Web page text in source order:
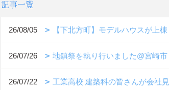
記事一覧
26/08/05 【下北方町】モデルハウスが上棟
26/07/26 地鎮祭を執り行いました@宮崎市
26/07/22 工業高校 建築科の皆さんが会社